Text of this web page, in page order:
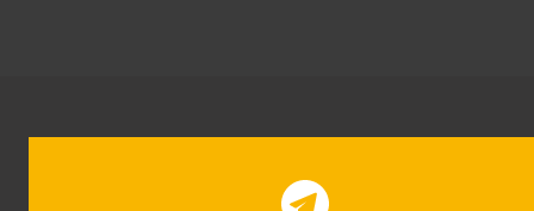
Más información